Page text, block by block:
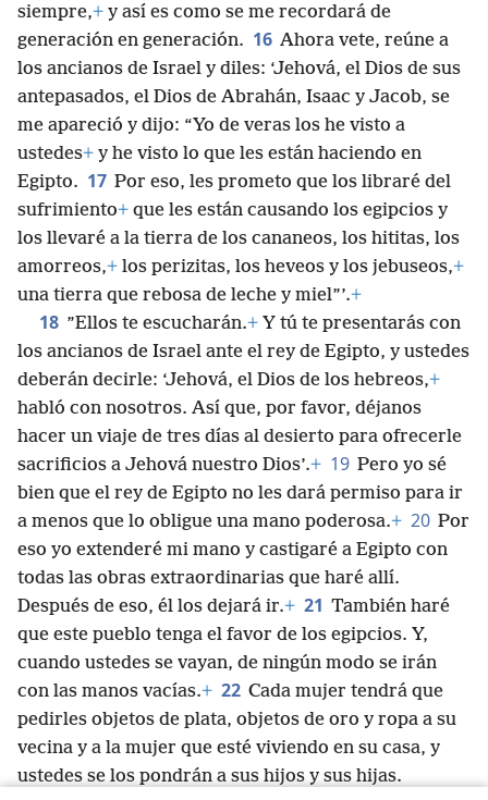
siempre,+ y así es como se me recordará de
generación en generación. 16 Ahora vete, reúne a
los ancianos de Israel y diles: ‘Jehová, el Dios de sus
antepasados, el Dios de Abrahán, Isaac y Jacob, se
me apareció y dijo: “Yo de veras los he visto a
ustedes+ y he visto lo que les están haciendo en
Egipto. 17 Por eso, les prometo que los libraré del
sufrimiento+ que les están causando los egipcios y
los llevaré a la tierra de los cananeos, los hititas, los
amorreos,+ los perizitas, los heveos y los jebuseos,+
una tierra que rebosa de leche y miel”’.+
18 ”Ellos te escucharán.+ Y tú te presentarás con
los ancianos de Israel ante el rey de Egipto, y ustedes
deberán decirle: ‘Jehová, el Dios de los hebreos,+
habló con nosotros. Así que, por favor, déjanos
hacer un viaje de tres días al desierto para ofrecerle
sacrificios a Jehová nuestro Dios’.+ 19 Pero yo sé
bien que el rey de Egipto no les dará permiso para ir
a menos que lo obligue una mano poderosa.+ 20 Por
eso yo extenderé mi mano y castigaré a Egipto con
todas las obras extraordinarias que haré allí.
Después de eso, él los dejará ir.+ 21 También haré
que este pueblo tenga el favor de los egipcios. Y,
cuando ustedes se vayan, de ningún modo se irán
con las manos vacías.+ 22 Cada mujer tendrá que
pedirles objetos de plata, objetos de oro y ropa a su
vecina y a la mujer que esté viviendo en su casa, y
ustedes se los pondrán a sus hijos y sus hijas.